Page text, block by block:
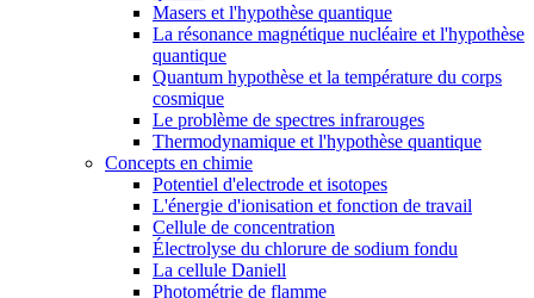
Masers et l'hypothèse quantique
La résonance magnétique nucléaire et l'hypothèse
quantique
Quantum hypothèse et la température du corps
cosmique
Le problème de spectres infrarouges
Thermodynamique et l'hypothèse quantique
Concepts en chimie
Potentiel d'electrode et isotopes
L'énergie d'ionisation et fonction de travail
Cellule de concentration
Électrolyse du chlorure de sodium fondu
La cellule Daniell
Photométrie de flamme